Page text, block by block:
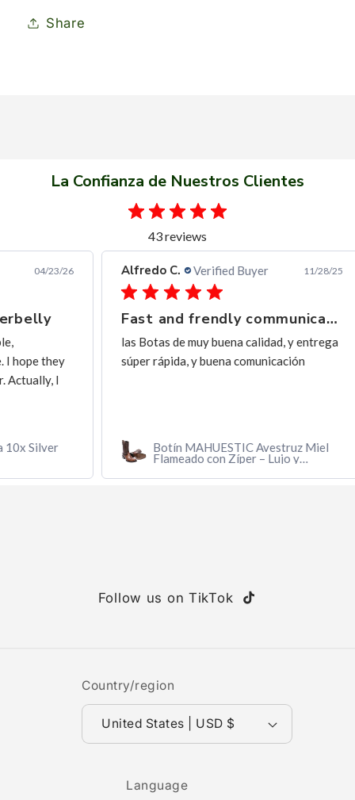
Share
La Confianza de Nuestros Clientes
43 reviews
Alfredo C. Verified Buyer 11/28/25
Fast and frendly communication
las Botas de muy buena calidad, y entrega
súper rápida, y buena comunicación
Botín MAHUESTIC Avestruz Miel
Flameado con Zíper – Lujo y
Follow us on TikTok
TikTok
Country/region
United States | USD $
Language